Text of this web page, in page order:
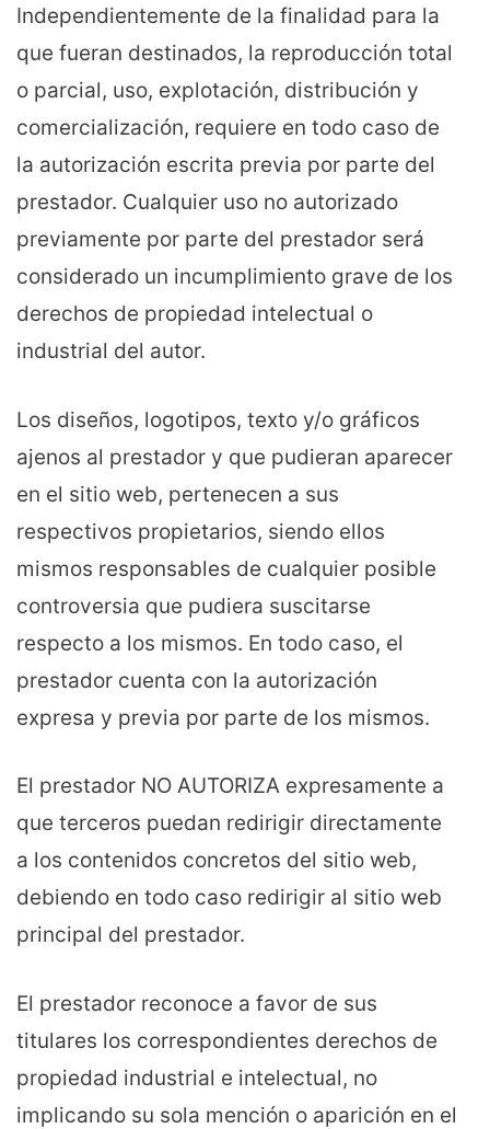
Independientemente de la finalidad para la
que fueran destinados, la reproducción total
o parcial, uso, explotación, distribución y
comercialización, requiere en todo caso de
la autorización escrita previa por parte del
prestador. Cualquier uso no autorizado
previamente por parte del prestador será
considerado un incumplimiento grave de los
derechos de propiedad intelectual o
industrial del autor.
Los diseños, logotipos, texto y/o gráficos
ajenos al prestador y que pudieran aparecer
en el sitio web, pertenecen a sus
respectivos propietarios, siendo ellos
mismos responsables de cualquier posible
controversia que pudiera suscitarse
respecto a los mismos. En todo caso, el
prestador cuenta con la autorización
expresa y previa por parte de los mismos.
El prestador NO AUTORIZA expresamente a
que terceros puedan redirigir directamente
a los contenidos concretos del sitio web,
debiendo en todo caso redirigir al sitio web
principal del prestador.
El prestador reconoce a favor de sus
titulares los correspondientes derechos de
propiedad industrial e intelectual, no
implicando su sola mención o aparición en el